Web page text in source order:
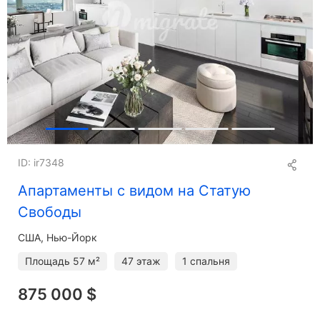
Апартаменты с видом на Статую
Свободы
ID: ir7348
США, Нью-Йорк
Площадь 57 м² 47 этаж 1 спальня
875 000 $